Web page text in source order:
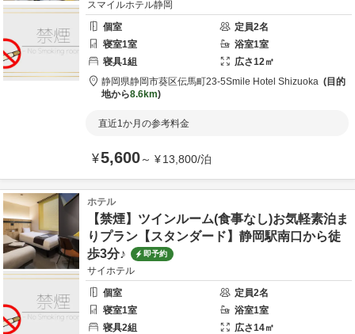
スマイルホテル静岡
個室
定員2名
寝室1室 浴室1室
寝具1組 広さ12㎡
静岡県静岡市葵区伝馬町23-5Smile Hotel Shizuoka
目的
地から8.6km
直近1か月の参考料金
¥5,600～ ¥13,800/泊
ホテル
【禁煙】ツインルーム(食事なし)お気軽素泊ま
りプラン【スタンダード】静岡駅南口から徒
歩3分♪
即予約
サイホテル
個室
定員2名
寝室1室 浴室1室
寝具2組 広さ14㎡